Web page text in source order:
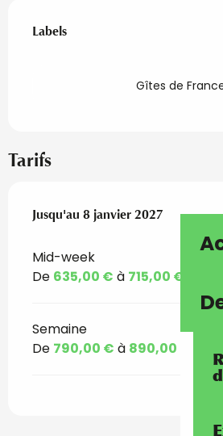
Offres de
Labels
Labels
Gîtes de
Tarifs
Du20 décembre 2025au 8
Jusqu'au 8 janvier 2027
Mid-week
De 635,00 € à 715,00 €
Semaine
De 790,00 € à 890,00 €